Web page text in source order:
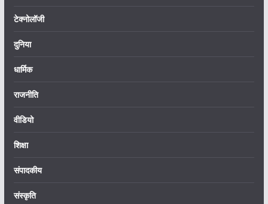
टेक्नोलॉजी
दुनिया
धार्मिक
राजनीति
वीडियो
शिक्षा
संपादकीय
संस्कृति